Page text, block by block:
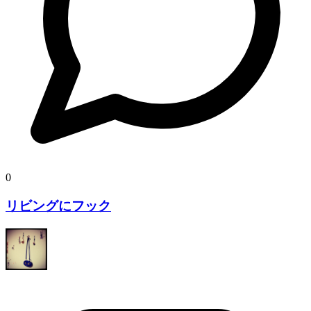
0
リビングにフック